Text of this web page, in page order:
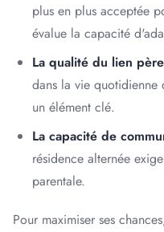
plus en plus acceptée
évalue la capacité
La qualité du lien
dans la vie quotidienne
un élément clé.
La capacité de
résidence alternée
parentale.
Pour maximiser ses